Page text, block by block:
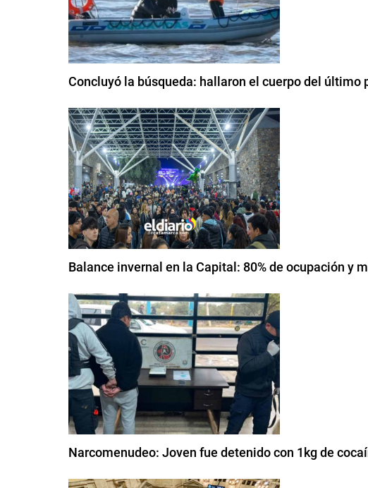
Concluyó la búsqueda: hallaron el cuerpo del último
Balance invernal en la Capital: 80% de ocupación y
Narcomenudeo: Joven fue detenido con 1kg de